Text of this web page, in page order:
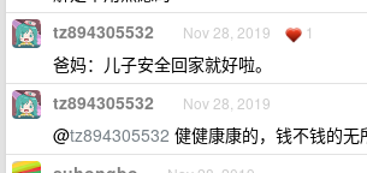
tz894305532 Nov 28, 2019 1
爸妈：儿子安全回家就好啦。
tz894305532 Nov 28, 2019
@tz894305532 健健康康的，钱不钱的无